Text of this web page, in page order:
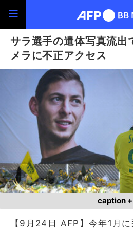
サラ選手の遺体写真流出
メラに不正アクセス
caption +
【9月24日 AFP】今年1月